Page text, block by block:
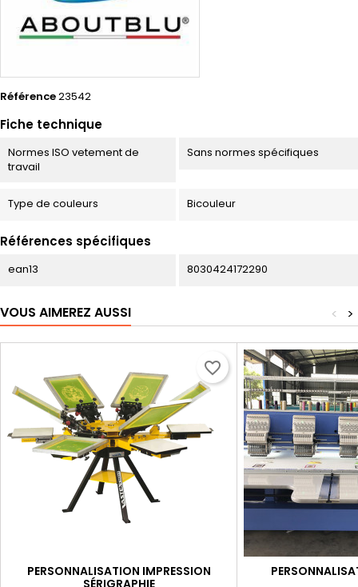
Référence23542
Fiche technique
Normes ISO vetement de
travail
Sans normes spécifiques
Type de couleurs Bicouleur
Références spécifiques
ean13 8030424172290
VOUS AIMEREZ AUSSI >
<
PERSONNALISATION IMPRESSION
SÉRIGRAPHIE
favorite_border